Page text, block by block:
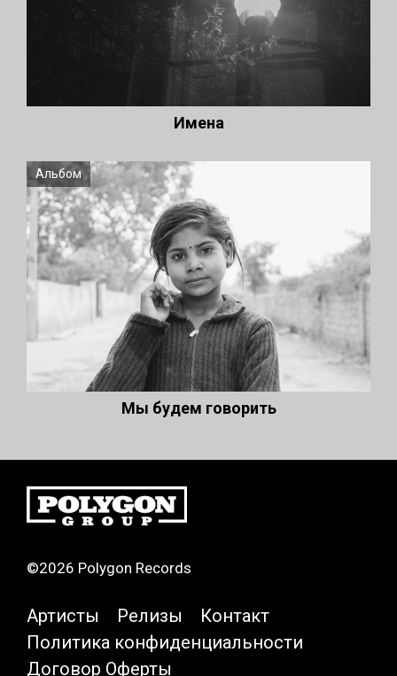
Имена
Альбом
Мы будем говорить
©2026 Polygon Records
Артисты Релизы
Контакт
Политика конфиденциальности
Договор Оферты